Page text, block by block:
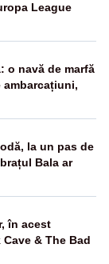
League
o navă de marfă
ambarcațiuni,
la un pas de
Bala ar
în acest
& The Bad